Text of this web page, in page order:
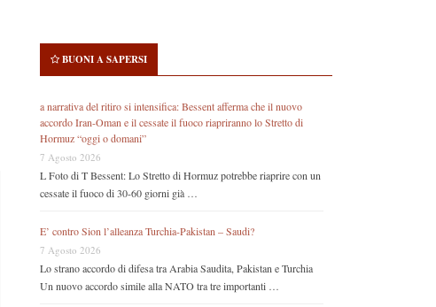
BUONI A SAPERSI
a narrativa del ritiro si intensifica: Bessent afferma che il nuovo
accordo Iran-Oman e il cessate il fuoco riapriranno lo Stretto di
Hormuz “oggi o domani”
7 Agosto 2026
L Foto di T Bessent: Lo Stretto di Hormuz potrebbe riaprire con un
cessate il fuoco di 30-60 giorni già …
E’ contro Sion l’alleanza Turchia-Pakistan – Saudi?
7 Agosto 2026
Lo strano accordo di difesa tra Arabia Saudita, Pakistan e Turchia
Un nuovo accordo simile alla NATO tra tre importanti …